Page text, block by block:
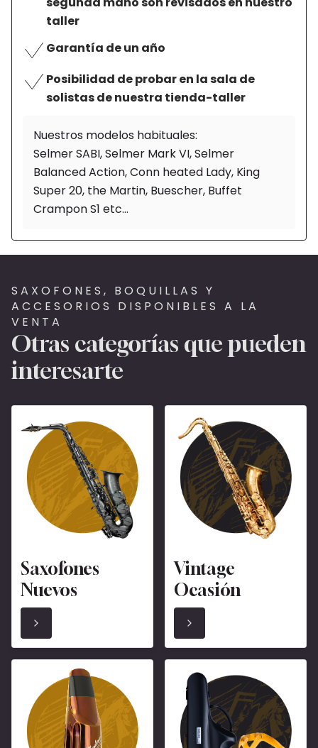
taller
Garantía de un año
Posibilidad de probar en la sala de
solistas de nuestra tienda-taller
Nuestros modelos habituales:
Selmer SABI, Selmer Mark VI, Selmer
Balanced Action, Conn heated Lady, King
Super 20, the Martin, Buescher, Buffet
Crampon S1 etc...
SAXOFONES, BOQUILLAS Y
ACCESORIOS DISPONIBLES A LA
VENTA
Otras categorías que pueden
interesarte
Saxofones
Nuevos
Vintage
Ocasión